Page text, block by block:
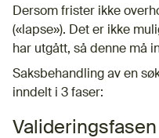
Dersom frister ikke
(«lapse»). Det er ikke
har utgått, så denne må
Saksbehandling av en
inndelt i 3 faser:
Valideringsfasen